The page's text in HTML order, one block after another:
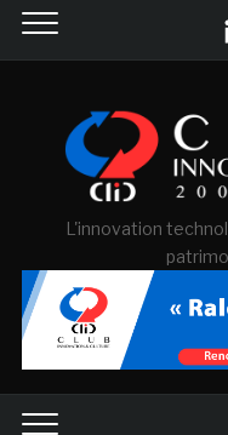
L'innovation